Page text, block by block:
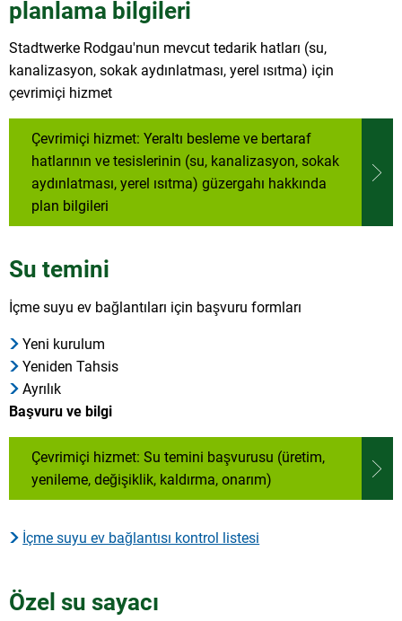
planlama bilgileri
Stadtwerke Rodgau'nun mevcut tedarik hatları (su,
kanalizasyon, sokak aydınlatması, yerel ısıtma) için
çevrimiçi hizmet
Çevrimiçi hizmet: Yeraltı besleme ve bertaraf
hatlarının ve tesislerinin (su, kanalizasyon, sokak
aydınlatması, yerel ısıtma) güzergahı hakkında
plan bilgileri
Su temini
İçme suyu ev bağlantıları için başvuru formları
Yeni kurulum
Yeniden Tahsis
Ayrılık
Başvuru ve bilgi
Çevrimiçi hizmet: Su temini başvurusu (üretim,
yenileme, değişiklik, kaldırma, onarım)
İçme suyu ev bağlantısı kontrol listesi
Özel su sayacı